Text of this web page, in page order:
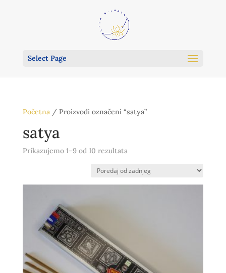
Select Page
Početna/ Proizvodi označeni “satya”
satya
Prikazujemo 1–9 od 10 rezultataPoredano
najnovijem